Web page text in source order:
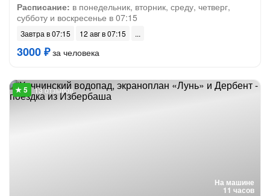
Расписание: в понедельник, вторник, среду, четверг,
субботу и воскресенье в 07:15
Завтра в 07:15 12 авг в 07:15
3000 ₽за человека
На машине
11 часов
13 отзывов